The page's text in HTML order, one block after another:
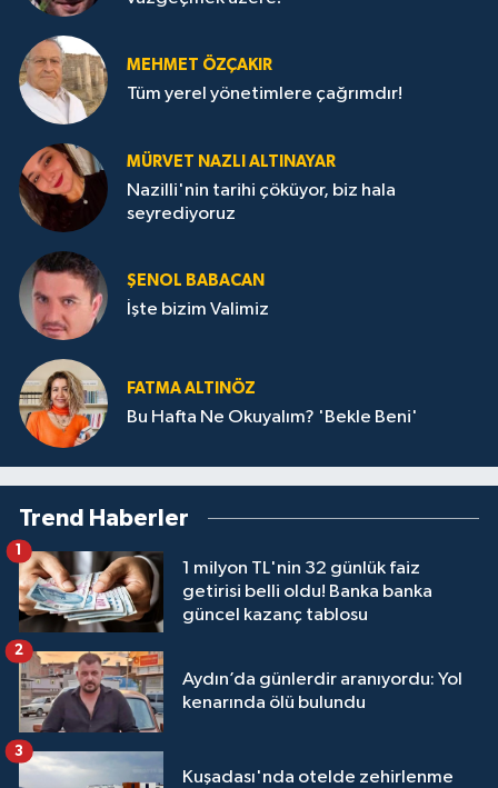
MEHMET ÖZÇAKIR
Tüm yerel yönetimlere çağrımdır!
MÜRVET NAZLI ALTINAYAR
Nazilli'nin tarihi çöküyor, biz hala
seyrediyoruz
ŞENOL BABACAN
İşte bizim Valimiz
FATMA ALTINÖZ
Bu Hafta Ne Okuyalım? 'Bekle Beni'
Trend Haberler
1 milyon TL'nin 32 günlük faiz
getirisi belli oldu! Banka banka
güncel kazanç tablosu
1
Aydın’da günlerdir aranıyordu: Yol
kenarında ölü bulundu
2
Kuşadası'nda otelde zehirlenme
3